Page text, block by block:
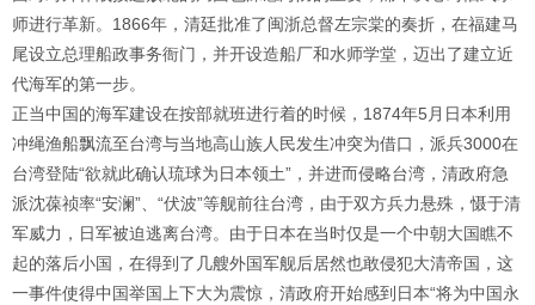
师进行革新。1866年，清廷批准了闽浙总督左宗棠的奏折，在福建马
尾设立总理船政事务衙门，并开设造船厂和水师学堂，迈出了建立近
代海军的第一步。
正当中国的海军建设在按部就班进行着的时候，1874年5月日本利用
冲绳渔船飘流至台湾与当地高山族人民发生冲突为借口，派兵3000在
台湾登陆“欲就此确认琉球为日本领土”，并进而侵略台湾，清政府急
派沈葆祯率“安澜”、“伏波”等舰前往台湾，由于双方兵力悬殊，慑于清
军威力，日军被迫逃离台湾。由于日本在当时仅是一个中朝大国瞧不
起的落后小国，在得到了几艘外国军舰后居然也敢侵犯大清帝国，这
一事件使得中国举国上下大为震惊，清政府开始感到日本“将为中国永